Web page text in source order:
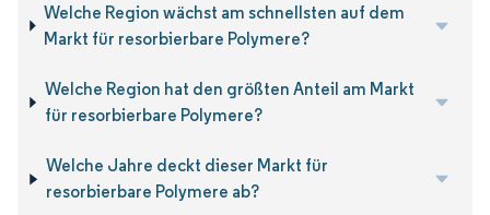
Welche Region wächst am schnellsten auf dem
Markt für resorbierbare Polymere?
Welche Region hat den größten Anteil am Markt
für resorbierbare Polymere?
Welche Jahre deckt dieser Markt für
resorbierbare Polymere ab?